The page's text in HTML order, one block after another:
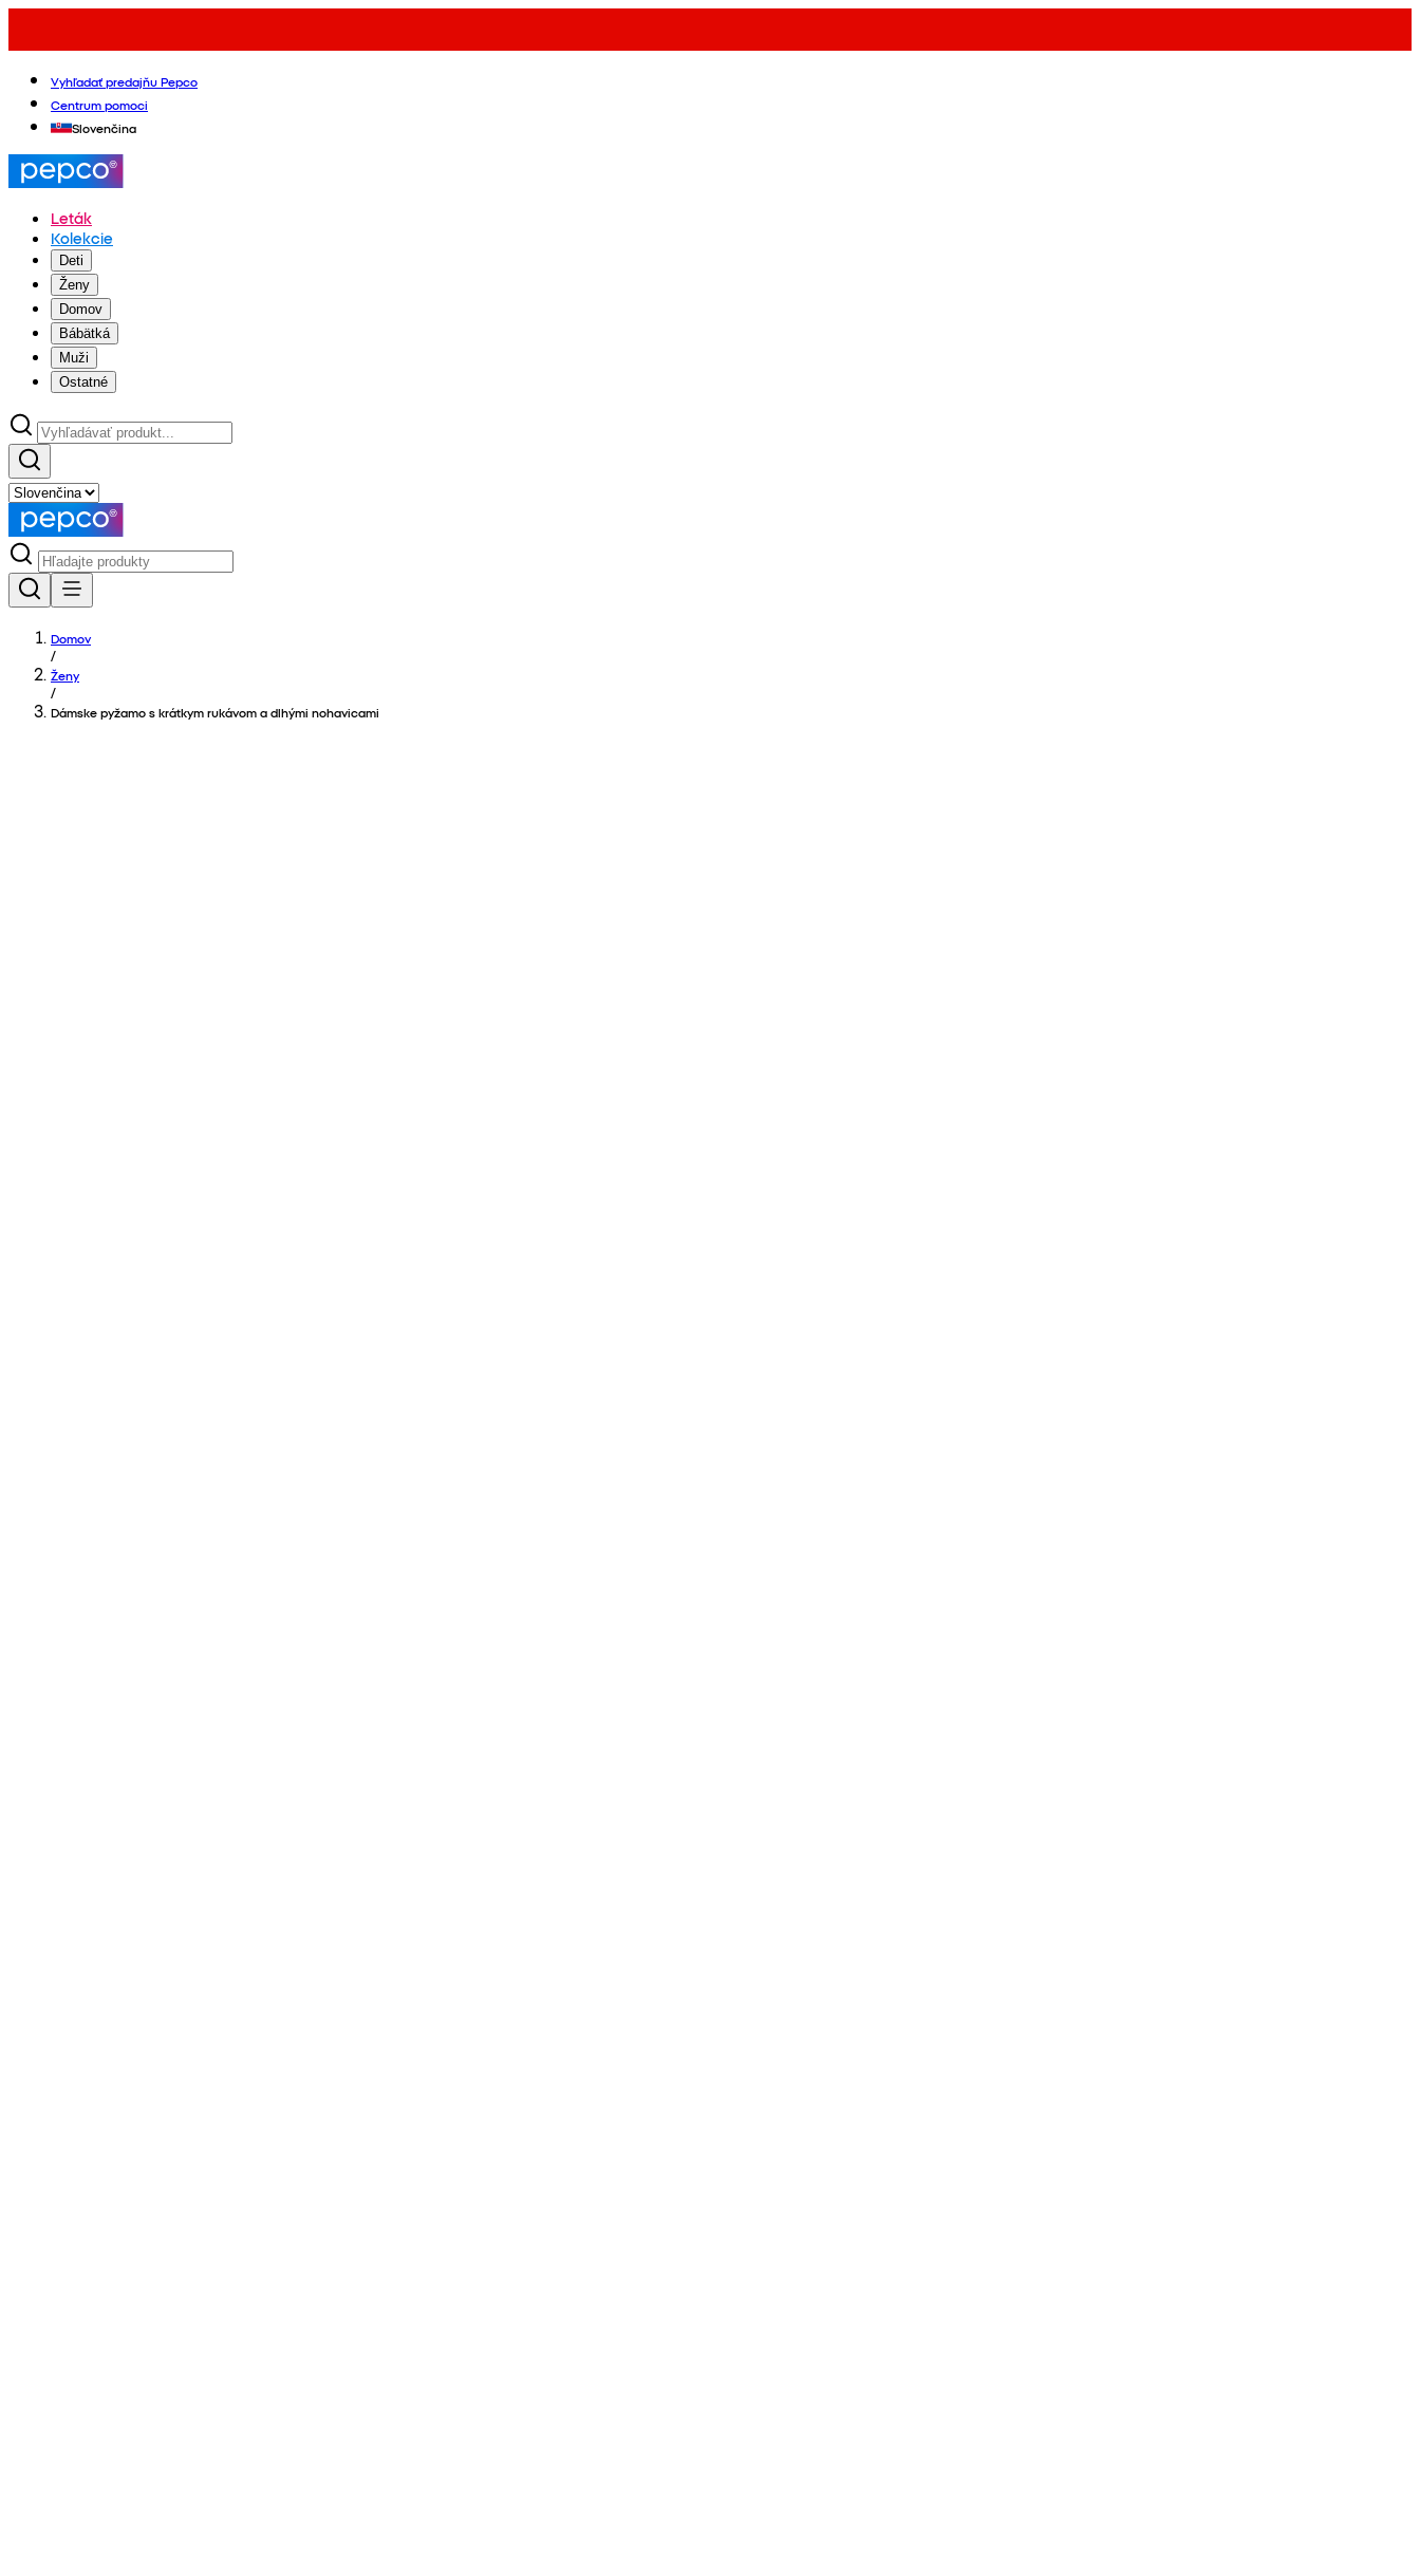
Vyhľadať predajňu Pepco
Centrum pomoci
Slovenčina
Leták
Kolekcie
Deti
Ženy
Domov
Bábätká
Muži
Ostatné
Domov
/
Ženy
/
Dámske pyžamo s krátkym rukávom a dlhými nohavicami